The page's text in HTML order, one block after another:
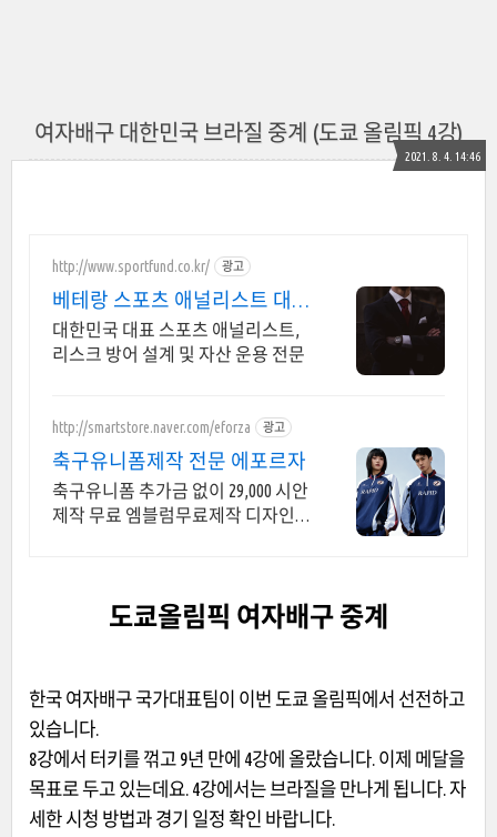
여자배구 대한민국 브라질 중계 (도쿄 올림픽 4강)
2021. 8. 4. 14:46
http://www.sportfund.co.kr/ 광고
베테랑 스포츠 애널리스트 대한
민국 1순위 전력 분석가
대한민국 대표 스포츠 애널리스트,
리스크 방어 설계 및 자산 운용 전문
http://smartstore.naver.com/eforza 광고
축구유니폼제작 전문 에포르자
축구유니폼 추가금 없이 29,000 시안
제작 무료 엠블럼무료제작 디자인
도쿄올림픽 여자배구 중계
한국 여자배구 국가대표팀이 이번 도쿄 올림픽에서 선전하고
있습니다.
8강에서 터키를 꺾고 9년 만에 4강에 올랐습니다. 이제 메달을
목표로 두고 있는데요. 4강에서는 브라질을 만나게 됩니다. 자
세한 시청 방법과 경기 일정 확인 바랍니다.